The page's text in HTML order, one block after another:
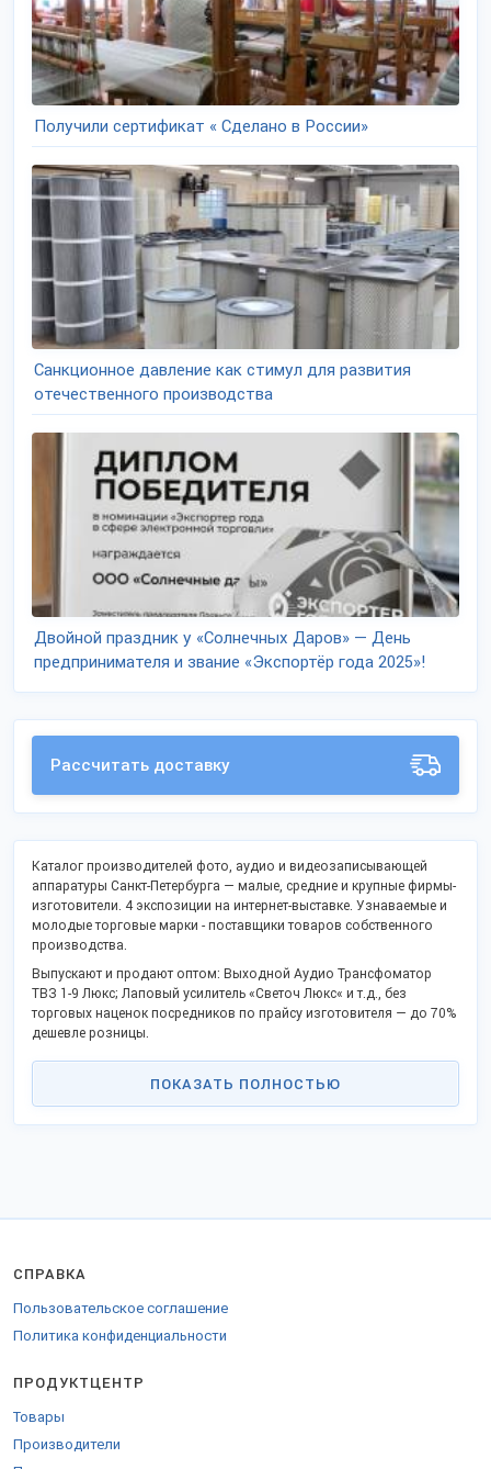
Получили сертификат « Сделано в России»
Санкционное давление как стимул для развития
отечественного производства
Двойной праздник у «Солнечных Даров» — День
предпринимателя и звание «Экспортёр года 2025»!
Рассчитать доставку
Каталог производителей фото, аудио и видеозаписывающей
аппаратуры Санкт-Петербурга — малые, средние и крупные фирмы-
изготовители. 4 экспозиции на интернет-выставке. Узнаваемые и
молодые торговые марки - поставщики товаров собственного
производства.
Выпускают и продают оптом: Выходной Аудио Трансфоматор
ТВЗ 1-9 Люкс; Лаповый усилитель «Светоч Люкс« и т.д., без
торговых наценок посредников по прайсу изготовителя — до 70%
дешевле розницы.
Список включает открытые контактные данные, официальный сайт
и дает возможность сделать заказ напрямую, стать партнером в
своём крае.
союза и за рубеж.
бумаги.
ПОКАЗАТЬ ПОЛНОСТЬЮ
СПРАВКА
Пользовательское соглашение
Политика конфиденциальности
ПРОДУКТЦЕНТР
Товары
Производители